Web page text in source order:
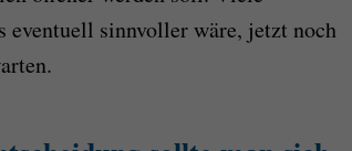
eventuell sinnvoller wäre, jetzt noch